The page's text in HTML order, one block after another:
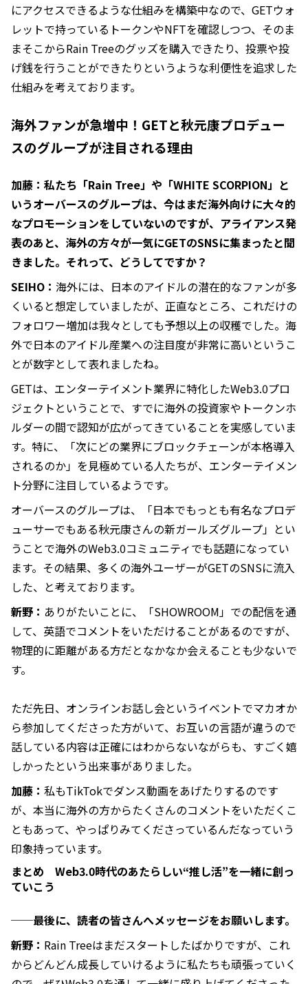
にアクセスできるような仕組みを構築中なので、GETウォ
レットで持っているトークンやNFTを確認しつつ、そのま
まそこからRain Treeのグッズを購入できたり、投票や投
げ銭を行うことができたりというような利便性を追求した
仕組みを考えております。
海外ファンが急増中！GETと秋元康プロデュー
スのグループが注目される理由
加藤：私たち「Rain Tree」や「WHITE SCORPION」と
いうオーバースのグループは、今はまだ海外向けに大々的
なプロモーションをしていないのですが、アライアンス発
表のあと、海外の方々が一気にGETのSNSに集まったと聞
きました。それって、どうしてですか？
SEIHO： 海外には、日本のアイドルの潜在的なファンが多
くいると想定していましたが、正直なところ、これだけの
フォロワー増加は我々としても予想以上の収穫でした。海
外で日本のアイドル産業への注目度が非常に高いというこ
とが数字として表れましたね。
GETは、エンターテイメント業界に特化したWeb3.0プロ
ジェクトということで、すでに海外の投資家やトークンホ
ルダーの間で認知が広がってきていることを実感していま
す。特に、「次にどの業界にブロックチェーンが本格導入
されるのか」を見極めている人たちが、エンターテイメン
ト分野に注目しているようです。
オーバースのグループは、「日本でもっとも有名なプロデ
ューサーでもある秋元康さんの新ガールズグループ」とい
うことで海外のWeb3.0コミュニティでも話題になってい
ます。その結果、多くの海外ユーザーがGETのSNSに流入
した、と考えております。
新野： ありがたいことに、「SHOWROOM」での配信を通
して、英語でコメントをいただけることがあるのですが、
物理的に距離がある方だとなかなか会えることも少ないで
す。
ただ先日、オンラインお話し会というイベントでマカオか
ら参加してくださった方がいて、お互いの言語が違うので
話している内容は正確にはわからないながらも、すごく嬉
しかったという出来事がありました。
加藤： 私もTikTokでダンス動画をあげたりするのです
が、本当に海外の方からたくさんのコメントをいただくこ
ともあって、やっぱりみてくださっているんだなっていう
印象持っています。
まとめ Web3.0時代のあたらしい“推し活”を一緒に創っ
ていこう
──最後に、読者の皆さんへメッセージをお願いします。
新野： Rain Treeはまだスタートしたばかりですが、これ
からどんどん成長していけるように私たちも頑張っていく